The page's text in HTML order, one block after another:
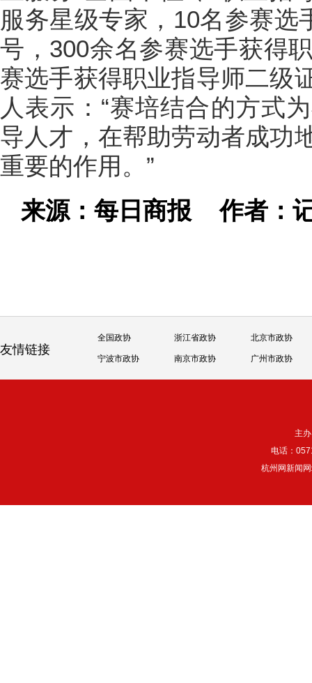
服务星级专家，10名参赛选
号，300余名参赛选手获得
赛选手获得职业指导师二级
人表示：“赛培结合的方式
导人才，在帮助劳动者成功
重要的作用。”
来源：每日商报作者：
友情链接
全国政协 浙江省政协 北京市政协
宁波市政协 南京市政协 广州市政协
主
电话：
杭州网新闻